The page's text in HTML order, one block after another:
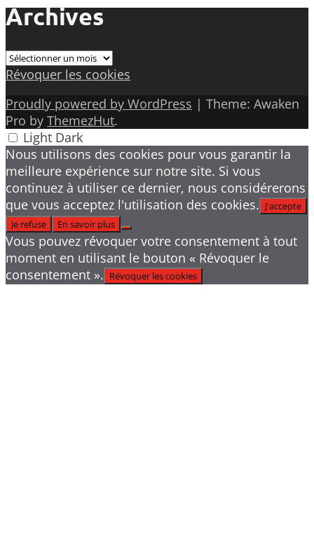
Archives
Archives
Révoquer les cookies
Proudly powered by WordPress | Theme: Awaken
Pro by ThemezHut.
Light Dark
Nous utilisons des cookies pour vous garantir la
meilleure expérience sur notre site. Si vous
continuez à utiliser ce dernier, nous considérerons
que vous acceptez l'utilisation des cookies. J'accepte
Je refuse
En savoir plus
Vous pouvez révoquer votre consentement à tout
moment en utilisant le bouton « Révoquer le
consentement ». Révoquer les cookies